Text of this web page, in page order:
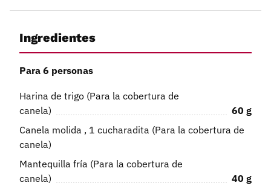
Ingredientes
Para 6 personas
Harina de trigo (Para la cobertura de
canela)
60 g
Canela molida , 1 cucharadita (Para la cobertura de
canela)
Mantequilla fría (Para la cobertura de
canela)
40 g